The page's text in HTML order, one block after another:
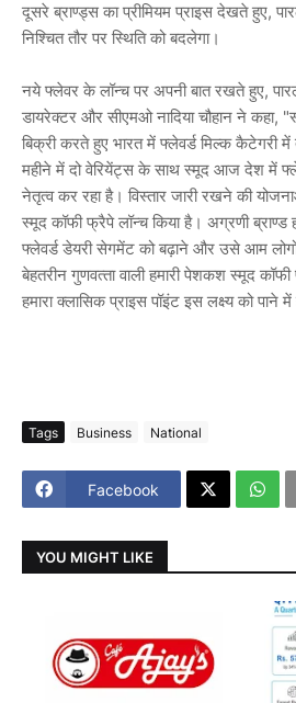
दूसरे ब्राण्‍ड्स का प्रीमियम प्राइस देखते हुए,
निश्चित तौर पर स्थिति को बदलेगा।
नये फ्लेवर के लॉन्‍च पर अपनी बात रखते हुए,
डायरेक्‍टर और सीएमओ नादिया चौहान ने कहा,
बिक्री करते हुए भारत में फ्लेवर्ड मिल्‍क कैटेगरी
महीने में दो वेरियेंट्स के साथ स्‍मूद आज देश में
नेतृत्‍व कर रहा है। विस्‍तार जारी रखने की
स्‍मूद कॉफी फ्रैपे लॉन्‍च किया है। अग्रणी ब्राण्‍ड
फ्लेवर्ड डेयरी सेगमेंट को बढ़ाने और उसे आम
बेहतरीन गुणवत्‍ता वाली हमारी पेशकश स्‍मूद
हमारा क्‍लासिक प्राइस पॉइंट इस लक्ष्‍य को पाने
Tags Business National
Facebook
YOU MIGHT LIKE